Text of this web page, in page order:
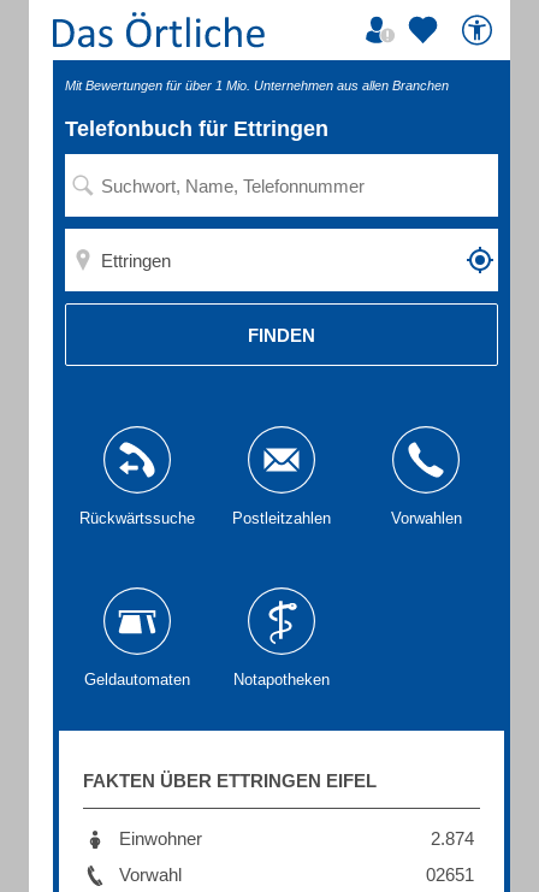
Mit Bewertungen für über 1 Mio. Unternehmen aus allen Branchen
Telefonbuch für Ettringen
FINDEN
Rückwärtssuche Postleitzahlen Vorwahlen
Geldautomaten Notapotheken
FAKTEN ÜBER ETTRINGEN EIFEL
Einwohner
2.874
Vorwahl
02651